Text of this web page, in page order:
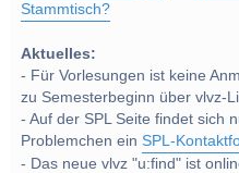
Stammtisch?
Aktuelles:
- Für Vorlesungen ist keine
zu Semesterbeginn über vlvz-
- Auf der SPL Seite findet sich
Problemchen einSPL-
- Das neue vlvz "u:find" ist